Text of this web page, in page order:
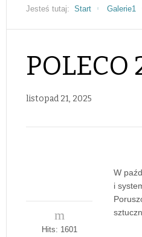
Jesteś tutaj: Start Galerie1
POLECO
listopad 21, 2025
W
i
Hits: 1601